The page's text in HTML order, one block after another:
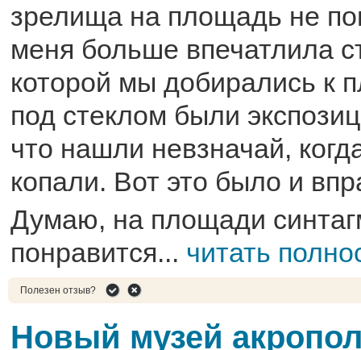
зрелища на площадь не
меня больше впечатлила
которой мы добирались к
под стеклом были
что нашли невзначай,
копали. Вот это было и
Думаю, на площади
понравится... читать
Полезен отзыв?
Новый музей